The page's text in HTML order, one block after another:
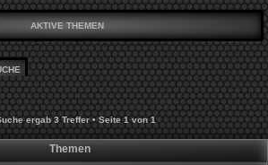
C
H
E
AKTIVE THEMEN
ergab 3 Treffer • Seite1von1
Themen